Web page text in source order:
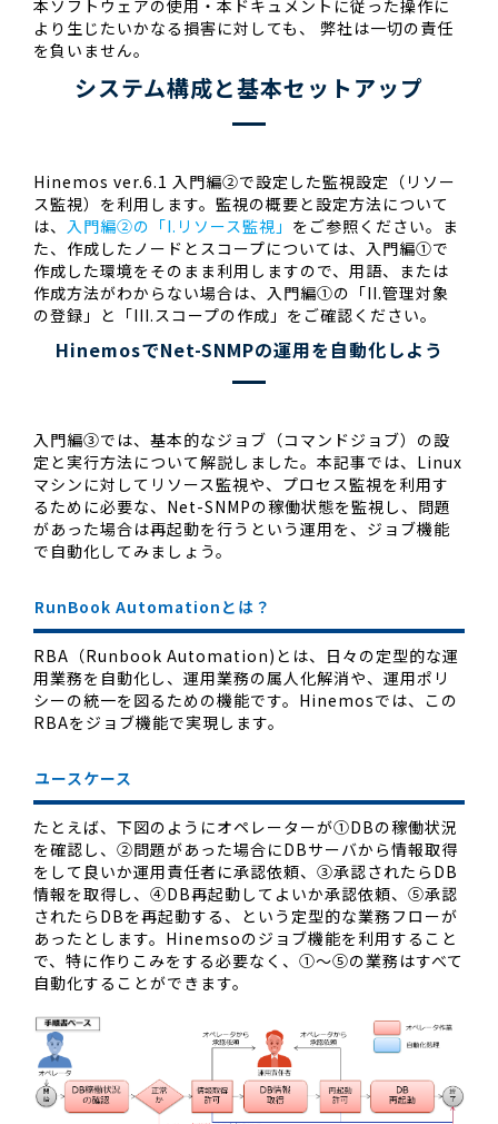
本ソフトウェアの使用・本ドキュメントに従った操作に
より生じたいかなる損害に対しても、 弊社は一切の責任
を負いません。
システム構成と基本セットアップ
Hinemos ver.6.1 入門編②で設定した監視設定（リソー
ス監視）を利用します。監視の概要と設定方法について
は、 入門編②の「I.リソース監視」 をご参照ください。ま
た、作成したノードとスコープについては、入門編①で
作成した環境をそのまま利用しますので、用語、または
作成方法がわからない場合は、入門編①の「II.管理対象
の登録」と「III.スコープの作成」をご確認ください。
HinemosでNet-SNMPの運用を自動化しよう
入門編③では、基本的なジョブ（コマンドジョブ）の設
定と実行方法について解説しました。本記事では、Linux
マシンに対してリソース監視や、プロセス監視を利用す
るために必要な、Net-SNMPの稼働状態を監視し、問題
があった場合は再起動を行うという運用を、ジョブ機能
で自動化してみましょう。
RunBook Automationとは？
RBA（Runbook Automation)とは、日々の定型的な運
用業務を自動化し、運用業務の属人化解消や、運用ポリ
シーの統一を図るための機能です。Hinemosでは、この
RBAをジョブ機能で実現します。
ユースケース
たとえば、下図のようにオペレーターが①DBの稼働状況
を確認し、②問題があった場合にDBサーバから情報取得
をして良いか運用責任者に承認依頼、③承認されたらDB
情報を取得し、④DB再起動してよいか承認依頼、⑤承認
されたらDBを再起動する、という定型的な業務フローが
あったとします。Hinemsoのジョブ機能を利用すること
で、特に作りこみをする必要なく、①～⑤の業務はすべて
自動化することができます。